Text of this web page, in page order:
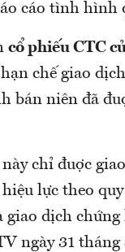
cáo tình hình
cổ phiếu CTC
chế giao
bán niên đã
chỉ đuợc
lực theo
giao dịch
ngày 31 tháng